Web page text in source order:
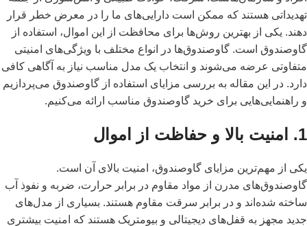
تهدیداتی هستند که ممکن است دارایی‌های ما را در معرض خطر قرار
دهند. یکی از بهترین روش‌ها برای محافظت از این اموال، استفاده از
گاوصندوق است. گاوصندوق‌ها در انواع مختلف با ویژگی‌های امنیتی
متفاوتی عرضه می‌شوند و انتخاب یک مدل مناسب نیاز به آگاهی کافی
دارد. در این مقاله به بررسی مزایای استفاده از گاوصندوق می‌پردازیم
و راهنمایی‌هایی برای خرید گاوصندوق مناسب ارائه می‌کنیم.
1. امنیت بالا و حفاظت از اموال
یکی از مهم‌ترین مزایای گاوصندوق، امنیت بالای آن است.
گاوصندوق‌های مدرن از مواد مقاوم در برابر حرارت، ضربه و نفوذ آب
ساخته شده‌اند و در برابر سرقت مقاوم هستند. بسیاری از مدل‌های
جدید مجهز به قفل‌های دیجیتالی و بیومتریک هستند که امنیت بیشتری